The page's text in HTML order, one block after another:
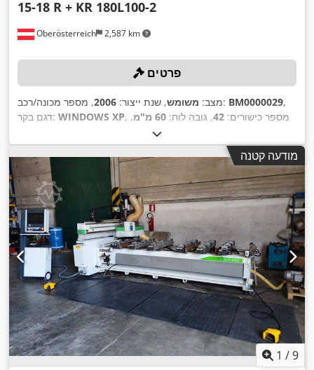
Oberösterreich 2,587 km
15-18 R + KR 180L100-2
פרטים
מצב: משומש, שנת ייצור: 2006 , מספר מכונה/רכב: BM0000029,
דגם בקר: WINDOWS XP , מספר כישורים: 42, גובה לוח: 60 מ"מ
,
אורך לוח:2,800 מ"מ
מודעה קטנה
1 /9